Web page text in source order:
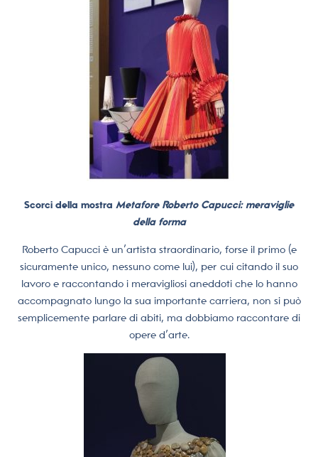
Scorci della mostra Metafore Roberto Capucci: meraviglie
della forma
Roberto Capucci è un’artista straordinario, forse il primo (e
sicuramente unico, nessuno come lui), per cui citando il suo
lavoro e raccontando i meravigliosi aneddoti che lo hanno
accompagnato lungo la sua importante carriera, non si può
semplicemente parlare di abiti, ma dobbiamo raccontare di
opere d’arte.